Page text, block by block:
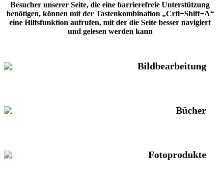
Besucher unserer Seite, die eine barrierefreie Unterstützung
benötigen, können mit der Tastenkombination „Crtl+Shift+A“
eine Hilfsfunktion aufrufen, mit der die Seite besser navigiert
und gelesen werden kann
Bildbearbeitung
Bücher
Fotoprodukte